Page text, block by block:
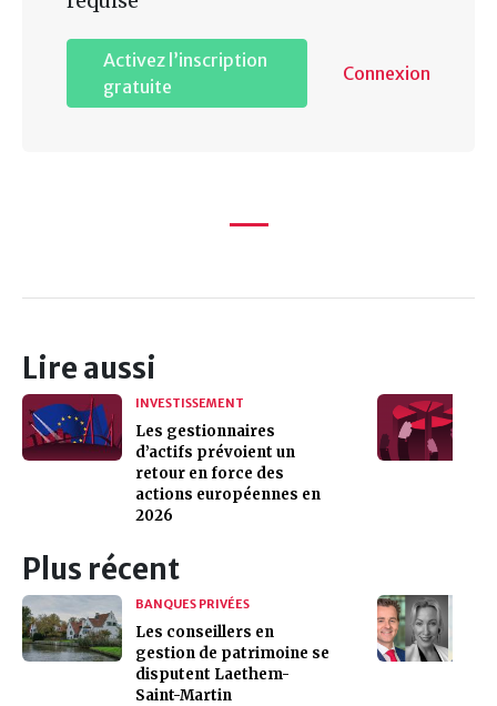
Activez l’inscription
gratuite
Connexion
Lire aussi
INVESTISSEMENT
Les gestionnaires
d’actifs prévoient un
retour en force des
actions européennes en
2026
Plus récent
BANQUES PRIVÉES
Les conseillers en
gestion de patrimoine se
disputent Laethem-
Saint-Martin